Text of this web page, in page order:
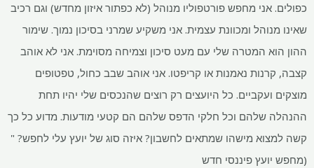
כפולים. אני מחפש פורטפוליו מנוהל (לא כפתור איזון מחדש) וגם רכיב
שאינו מנוהל ומכוונת עצמית. אני משקיע שמרני בסיכון נמוך. שימור
ההון הוא המטרה שלי עם מעט סיכון וצמיחה מסוימת. אני לא אוהב
קצבה, קרנות נאמנות או קריפטו. אני אוהב שבב כחול, טפטופים
מוצקים ועקביים. כל היועצים רק רוצים שהנכסים שלי יהיו תחת
ההנהלה שלהם וכל חלקי הדפס שלהם הם קטעי מודעות. מדוע כל כך
קשה למצוא מישהו שמתאים לחשבון? איזה סוג של יועץ עלי לחפש? "
(מחפש יועץ פיננסי חדש